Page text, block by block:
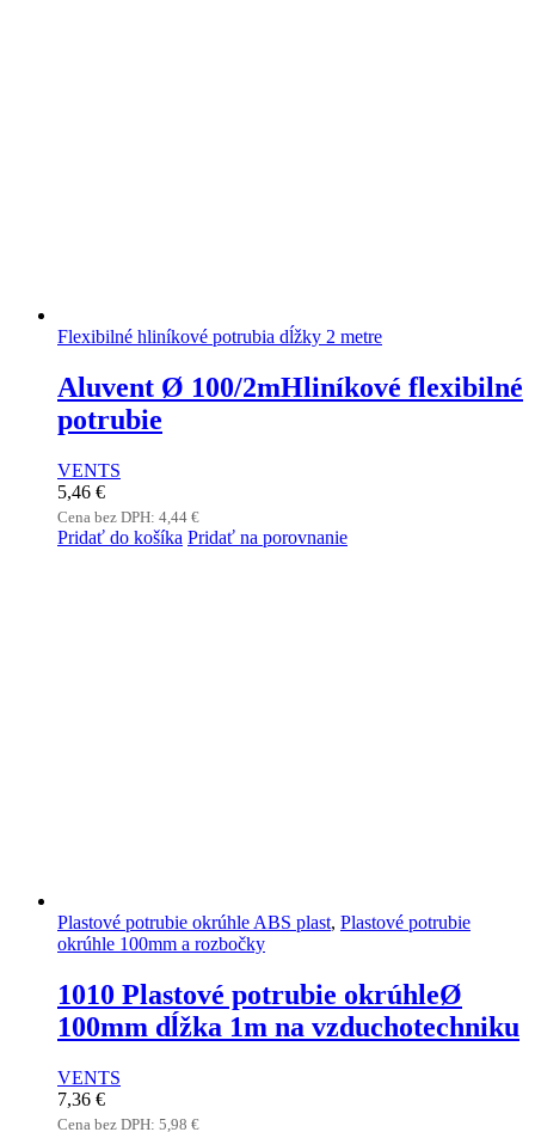
Flexibilné hliníkové potrubia dĺžky 2 metre
Aluvent Ø 100/2mHliníkové flexibilné
potrubie
VENTS
5,46 €
Cena bez DPH: 4,44 €
Pridať do košíka Pridať na porovnanie
Plastové potrubie okrúhle ABS plast, Plastové potrubie
okrúhle 100mm a rozbočky
1010 Plastové potrubie okrúhleØ
100mm dĺžka 1m na vzduchotechniku
VENTS
7,36 €
Cena bez DPH: 5,98 €